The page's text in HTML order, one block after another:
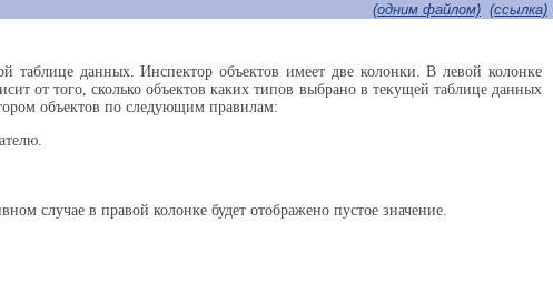
(одним файлом) (cсылка)
таблице данных. Инспектор объектов имеет две колонки. В левой колонке
от того, сколько объектов каких типов выбрано в текущей таблице данных
объектов по следующим правилам:
случае в правой колонке будет отображено пустое значение.